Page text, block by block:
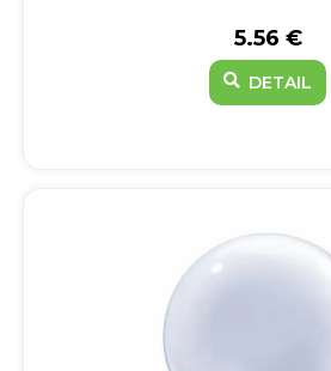
5.56 €
DETAIL